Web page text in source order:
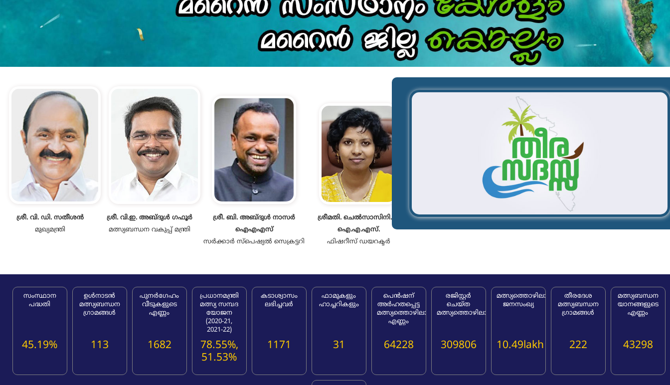
ശ്രീ. വി. ഡി. സതീശൻ
മുഖ്യമന്ത്രി
ശ്രീ. വി.ഇ. അബ്ദുൾ ഗഫൂർ
മത്സ്യബന്ധന വകുപ്പ് മന്ത്രി
ശ്രീ. ബി. അബ്ദുൾ നാസർ
ഐഎഎസ്
സർക്കാർ സ്‌പെഷ്യൽ സെക്രട്ടറി
ശ്രീമതി. ചെൽസാസിനി.വി
ഐ.എ.എസ്.
ഫിഷറീസ് ഡയറക്ടർ
സംസ്ഥാന
പദ്ധതി
45.19%
ഉൾനാടൻ
മത്സ്യബന്ധന
ഗ്രാമങ്ങൾ
113
പുനർഗേഹം
വീടുകളുടെ
എണ്ണം
1682
പ്രധാനമന്ത്രി
മത്സ്യ സമ്പദ
യോജന
(2020-21,
2021-22)
78.55%,
51.53%
കടാശ്വാസം
ലഭിച്ചവർ
1171
ഫാമുകളും
ഹാച്ചറികളും
31
പെൻഷന്
അർഹതപ്പെട്ട
മത്സ്യത്തൊഴിലാളികളുടെ
എണ്ണം
64228
രജിസ്റ്റർ
ചെയ്ത
മത്സ്യത്തൊഴിലാളികൾ
309806
മത്സ്യത്തൊഴിലാളി
ജനസംഖ്യ
10.49lakh
തീരദേശ
മത്സ്യബന്ധന
ഗ്രാമങ്ങൾ
222
മത്സ്യബന്ധന
യാനങ്ങളുടെ
എണ്ണം
43298